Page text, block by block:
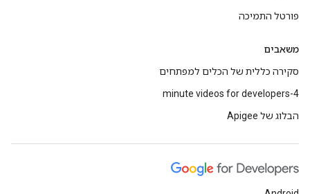
פורטל התמיכה
משאבים
סקירה כללית של הכלים למפתחים
4-minute videos for developers
הבלוג של Apigee